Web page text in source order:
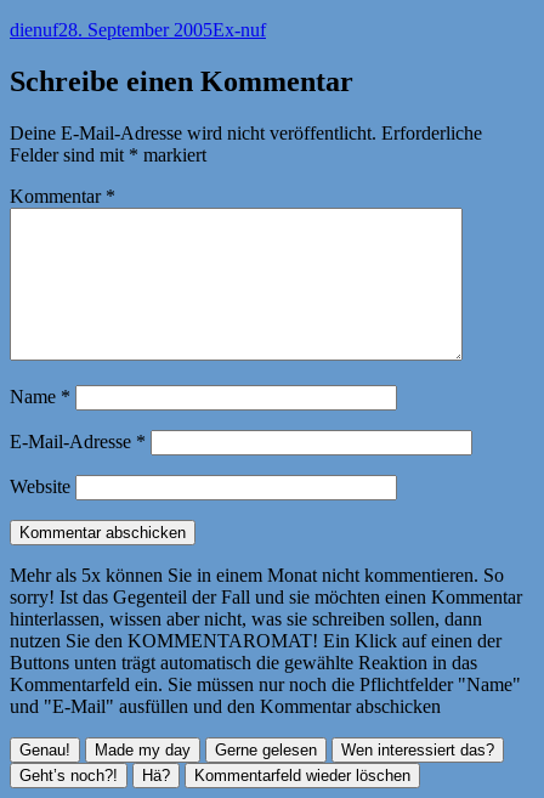
Autor
dienufVeröffentlicht
28. September 2005Kategorien
Ex-nuf
Schreibe einen Kommentar
Deine E-Mail-Adresse wird nicht veröffentlicht. Erforderliche
Felder sind mit * markiert
Kommentar *
Name *
E-Mail-Adresse *
Website
Mehr als 5x können Sie in einem Monat nicht kommentieren. So
sorry! Ist das Gegenteil der Fall und sie möchten einen Kommentar
hinterlassen, wissen aber nicht, was sie schreiben sollen, dann
nutzen Sie den KOMMENTAROMAT! Ein Klick auf einen der
Buttons unten trägt automatisch die gewählte Reaktion in das
Kommentarfeld ein. Sie müssen nur noch die Pflichtfelder "Name"
und "E-Mail" ausfüllen und den Kommentar abschicken